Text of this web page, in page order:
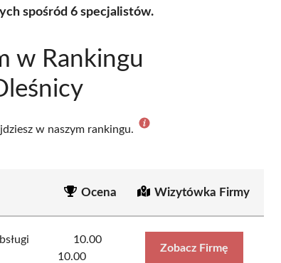
spośród 6 specjalistów.
w Rankingu
w naszym rankingu.
Ocena Wizytówka Firmy
10.00
10.00
Zobacz Firmę